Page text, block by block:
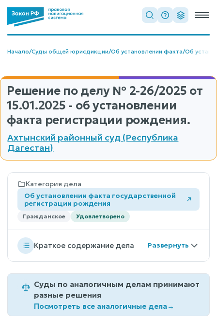
Начало/Суды общей юрисдикции/Об установлении факта/Об
Решение по делу № 2-26/2025 от
15.01.2025 - об установлении
факта регистрации рождения.
Ахтынский районный суд (Республика
Дагестан)
Категория дела
Об установлении факта государственной
регистрации рождения
Гражданское Удовлетворено
Краткое содержание дела
Суды по аналогичным делам принимают
разные решения
Посмотреть все аналогичные дела→